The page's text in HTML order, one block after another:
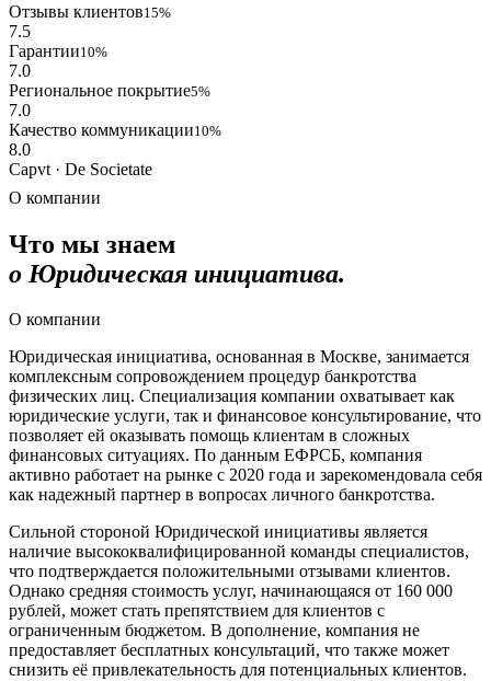
Отзывы клиентов15%
7.5
Гарантии10%
7.0
Региональное покрытие5%
7.0
Качество коммуникации10%
8.0
Capvt · De Societate
О компании
Что мы знаем
о Юридическая инициатива.
О компании
Юридическая инициатива, основанная в Москве, занимается
комплексным сопровождением процедур банкротства
физических лиц. Специализация компании охватывает как
юридические услуги, так и финансовое консультирование, что
позволяет ей оказывать помощь клиентам в сложных
финансовых ситуациях. По данным ЕФРСБ, компания
активно работает на рынке с 2020 года и зарекомендовала себя
как надежный партнер в вопросах личного банкротства.
Сильной стороной Юридической инициативы является
наличие высококвалифицированной команды специалистов,
что подтверждается положительными отзывами клиентов.
Однако средняя стоимость услуг, начинающаяся от 160 000
рублей, может стать препятствием для клиентов с
ограниченным бюджетом. В дополнение, компания не
предоставляет бесплатных консультаций, что также может
снизить её привлекательность для потенциальных клиентов.